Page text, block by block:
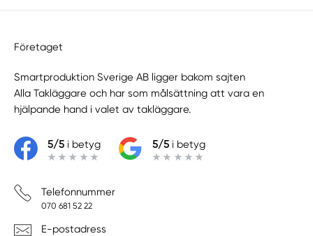
Företaget
Smartproduktion Sverige AB ligger bakom sajten
Alla Takläggare och har som målsättning att vara en
hjälpande hand i valet av takläggare.
5/5i betyg 5/5i betyg
Telefonnummer
070 681 52 22
E-postadress